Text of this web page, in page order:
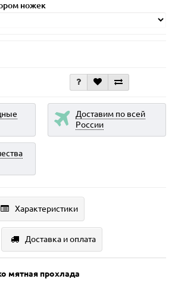
ножек
Доставим по всей
России
Характеристики
Доставка и оплата
мятная прохлада